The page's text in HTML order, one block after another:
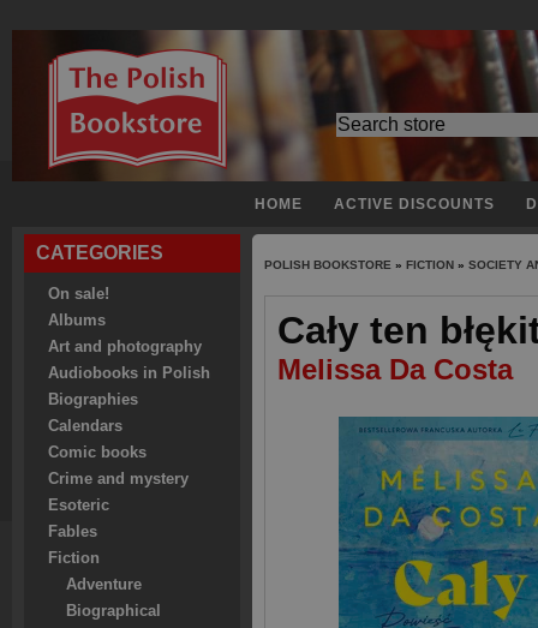
HOME ACTIVE DISCOUNTS
CATEGORIES
On sale!
Albums
Art and photography
Audiobooks in Polish
Biographies
Calendars
Comic books
Crime and mystery
Esoteric
Fables
Fiction
Adventure
Biographical
POLISH BOOKSTORE » FICTION » SOCIETY
Cały ten
Melissa Da Costa